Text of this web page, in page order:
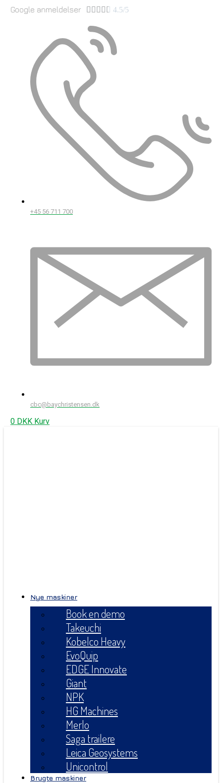
Google anmeldelser      4.5/5
+45 56 711 700
cbc@baychristensen.dk
0 DKK Kurv
Nye maskiner
Book en demo
Takeuchi
Kobelco Heavy
EvoQuip
EDGE Innovate
Giant
NPK
HG Machines
Merlo
Saga trailere
Leica Geosystems
Unicontrol
Brugte maskiner